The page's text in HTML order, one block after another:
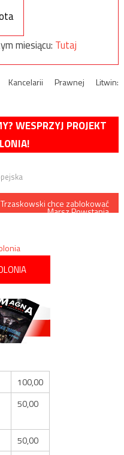
miesiącu: Tutaj
Prawnej Litwin:
WESPRZYJ PROJEKT
Trzaskowski chce zablokować
Marsz Powstania
100,00
50,00
50,00